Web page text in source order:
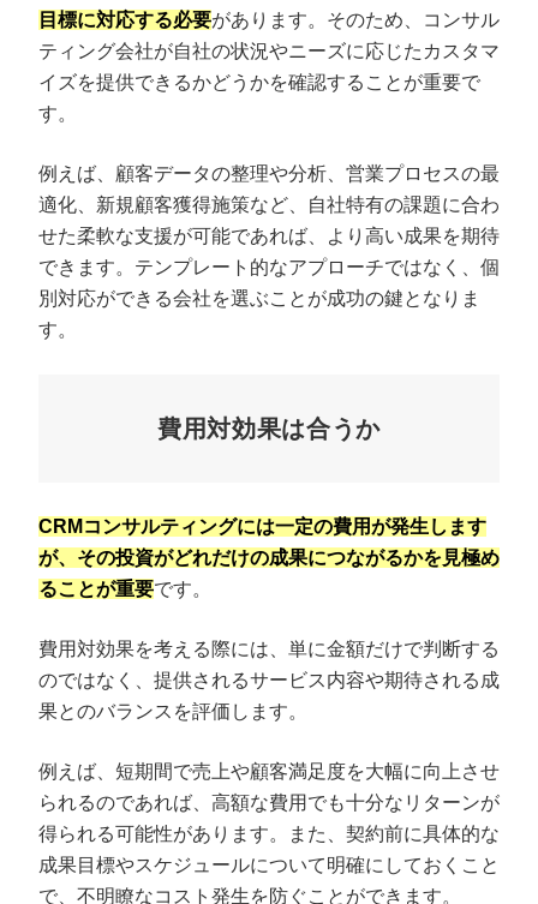
目標に対応する必要があります。そのため、コンサル
ティング会社が自社の状況やニーズに応じたカスタマ
イズを提供できるかどうかを確認することが重要で
す。
例えば、顧客データの整理や分析、営業プロセスの最
適化、新規顧客獲得施策など、自社特有の課題に合わ
せた柔軟な支援が可能であれば、より高い成果を期待
できます。テンプレート的なアプローチではなく、個
別対応ができる会社を選ぶことが成功の鍵となりま
す。
費用対効果は合うか
CRMコンサルティングには一定の費用が発生します
が、その投資がどれだけの成果につながるかを見極め
ることが重要です。
費用対効果を考える際には、単に金額だけで判断する
のではなく、提供されるサービス内容や期待される成
果とのバランスを評価します。
例えば、短期間で売上や顧客満足度を大幅に向上させ
られるのであれば、高額な費用でも十分なリターンが
得られる可能性があります。また、契約前に具体的な
成果目標やスケジュールについて明確にしておくこと
で、不明瞭なコスト発生を防ぐことができます。